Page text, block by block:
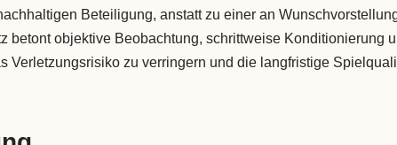
Beteiligung, anstatt zu einer an
betont objektive Beobachtung, schrittweise Konditionierung
Verletzungsrisiko zu verringern und die langfristige